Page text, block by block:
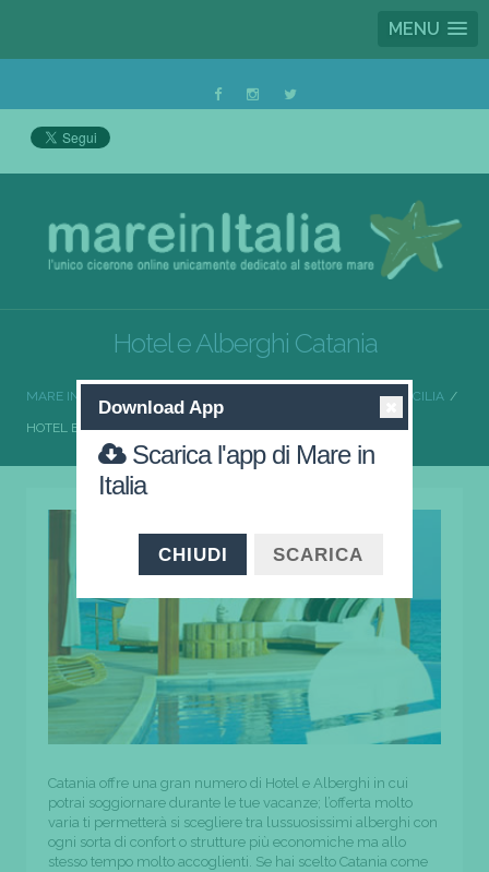
MENU
Hotel e Alberghi Catania
MARE IN ITALIA HOTEL E ALBERGHI SICILIA
HOTEL E ALBERGHI CATANIA
Catania offre una gran numero di Hotel e Alberghi in cui
potrai soggiornare durante le tue vacanze; l’offerta molto
varia ti permetterà si scegliere tra lussuosissimi alberghi con
ogni sorta di confort o strutture più economiche ma allo
stesso tempo molto accoglienti. Se hai scelto Catania come
Download App
Scarica l'app di Mare in
Italia
CHIUDI SCARICA